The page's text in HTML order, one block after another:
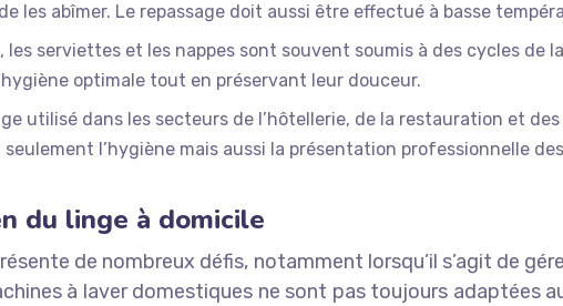
les abîmer. Le repassage doit aussi être effectué à basse
les serviettes et les nappes sont souvent soumis à des cycles de
optimale tout en préservant leur douceur.
utilisé dans les secteurs de l’hôtellerie, de la restauration et
l’hygiène mais aussi la présentation professionnelle
du linge à domicile
de nombreux défis, notamment lorsqu’il s’agit de
à laver domestiques ne sont pas toujours adaptées